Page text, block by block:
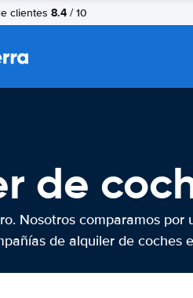
clientes 8.4 / 10
de
Nosotros comparamos por
de alquiler de coches